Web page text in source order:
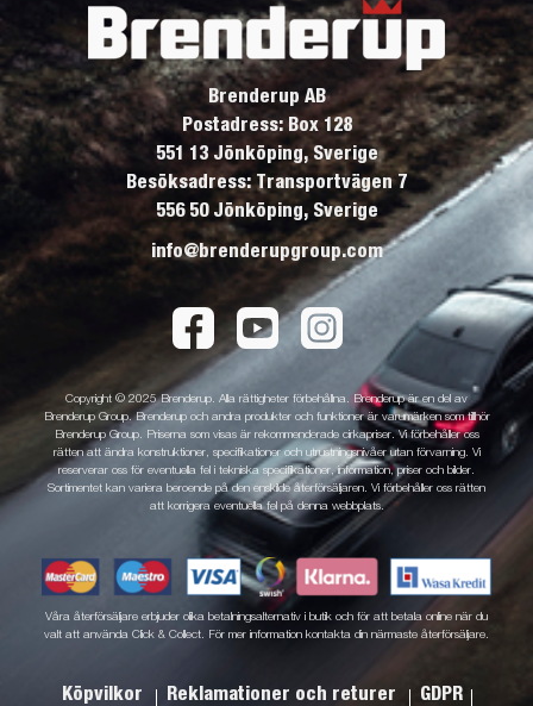
Brenderup AB
Postadress: Box 128
551 13 Jönköping, Sverige
Besöksadress: Transportvägen 7
556 50 Jönköping, Sverige
info@brenderupgroup.com
Copyright © 2025 Brenderup. Alla rättigheter förbehållna. Brenderup är en del av
Brenderup Group. Brenderup och andra produkter och funktioner är varumärken som tillhör
Brenderup Group. Priserna som visas är rekommenderade cirkapriser. Vi förbehåller oss
rätten att ändra konstruktioner, specifikationer och utrustningsnivåer utan förvarning. Vi
reserverar oss för eventuella fel i tekniska specifikationer, information, priser och bilder.
Sortimentet kan variera beroende på den enskilde återförsäljaren. Vi förbehåller oss rätten
att korrigera eventuella fel på denna webbplats.
Våra återförsäljare erbjuder olika betalningsalternativ i butik och för att betala online när du
valt att använda Click & Collect. För mer information kontakta din närmaste återförsäljare.
Köpvilkor Reklamationer och returer GDPR